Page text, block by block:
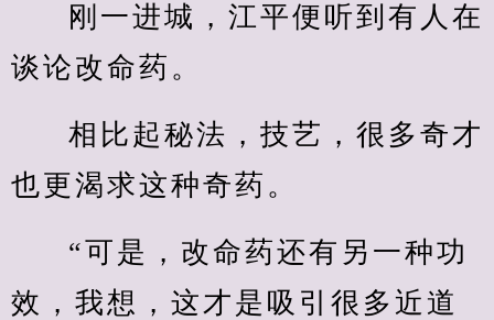
刚一进城，江平便听到有人在
谈论改命药。
相比起秘法，技艺，很多奇才
也更渴求这种奇药。
“可是，改命药还有另一种功
效，我想，这才是吸引很多近道